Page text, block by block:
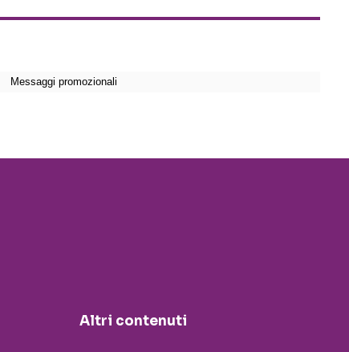
Altri contenuti